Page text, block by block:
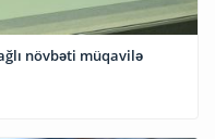
növbəti müqavilə